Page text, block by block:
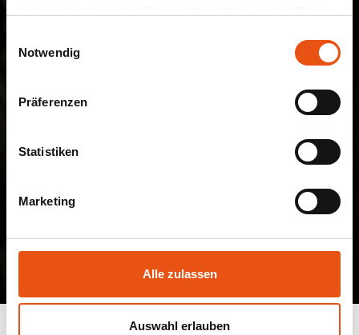
Notwendig
Präferenzen
Statistiken
Marketing
Alle zulassen
Auswahl erlauben